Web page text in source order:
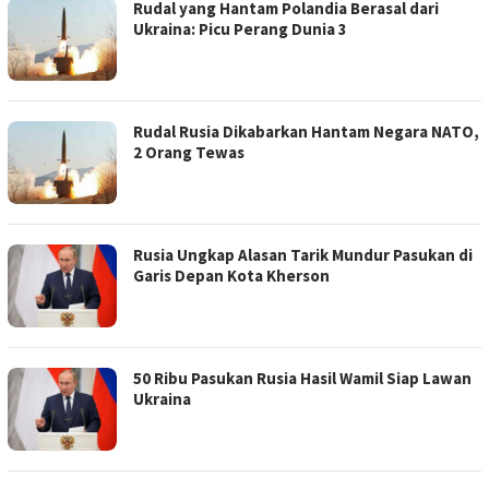
Rudal yang Hantam Polandia Berasal dari
Ukraina: Picu Perang Dunia 3
Rudal Rusia Dikabarkan Hantam Negara NATO,
2 Orang Tewas
Rusia Ungkap Alasan Tarik Mundur Pasukan di
Garis Depan Kota Kherson
50 Ribu Pasukan Rusia Hasil Wamil Siap Lawan
Ukraina